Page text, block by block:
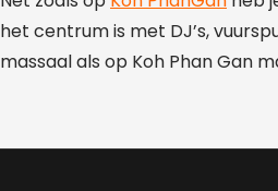
het centrum is met DJ’s,
massaal als op Koh Phan Gan